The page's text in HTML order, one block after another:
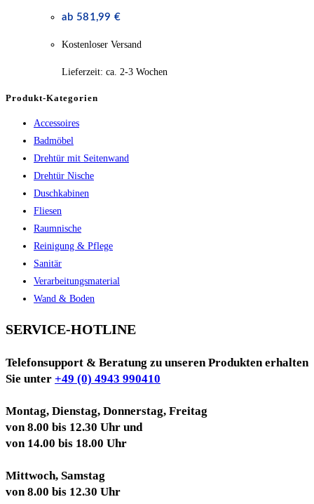
ab 581,99€
Kostenloser Versand
Lieferzeit: ca. 2-3 Wochen
Produkt-Kategorien
Accessoires
Badmöbel
Drehtür mit Seitenwand
Drehtür Nische
Duschkabinen
Fliesen
Raumnische
Reinigung & Pflege
Sanitär
Verarbeitungsmaterial
Wand & Boden
SERVICE-HOTLINE
Telefonsupport & Beratung zu unseren Produkten erhalten
Sie unter +49 (0) 4943 990410
Montag, Dienstag, Donnerstag, Freitag
von 8.00 bis 12.30 Uhr und
von 14.00 bis 18.00 Uhr
Mittwoch, Samstag
von 8.00 bis 12.30 Uhr